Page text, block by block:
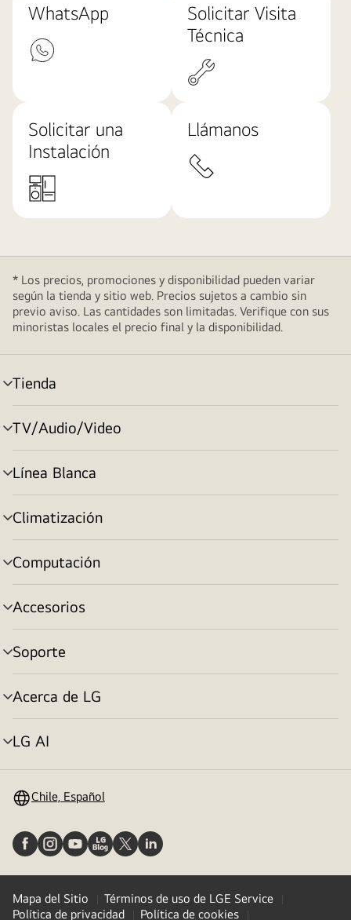
WhatsApp
Solicitar Visita
Técnica
Solicitar una
Instalación
Llámanos
* Los precios, promociones y disponibilidad pueden variar
según la tienda y sitio web. Precios sujetos a cambio sin
previo aviso. Las cantidades son limitadas. Verifique con sus
minoristas locales el precio final y la disponibilidad.
Tienda
cambiar
de
menú
TV/Audio/Video
cambiar
de
menú
Línea Blanca
cambiar
de
menú
Climatización
cambiar
de
menú
Computación
cambiar
de
menú
Accesorios
cambiar
de
menú
Soporte
cambiar
de
menú
Acerca de LG
cambiar
de
menú
LG AI
cambiar
Chile, Español
Mapa del Sitio
Términos de uso de LGE Service
Política de privacidad
Política de cookies